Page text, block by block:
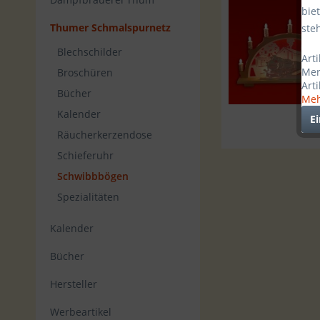
Thumer Schmalspurnetz
Blechschilder
Broschüren
Bücher
Kalender
Räucherkerzendose
Schieferuhr
Schwibbbögen
Spezialitäten
Kalender
Bücher
Hersteller
Werbeartikel